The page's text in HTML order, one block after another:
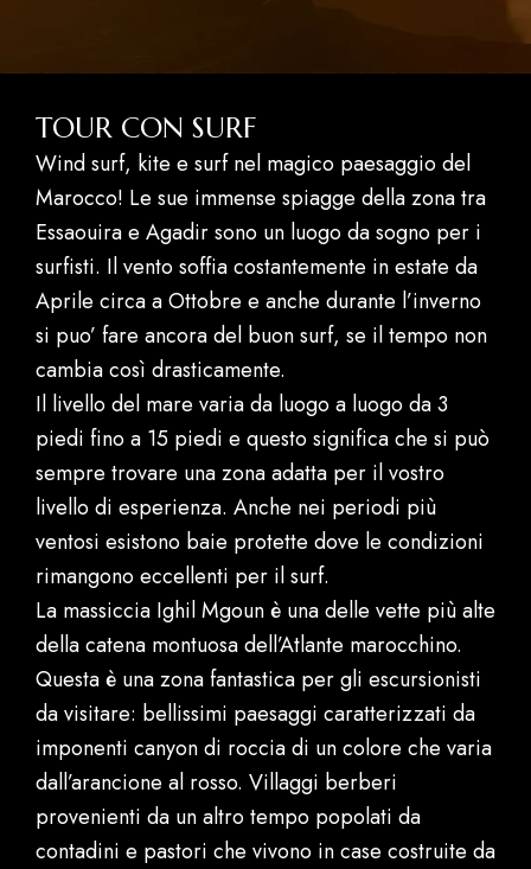
TOUR CON SURF
Wind surf, kite e surf nel magico paesaggio del
Marocco! Le sue immense spiagge della zona tra
Essaouira e Agadir sono un luogo da sogno per i
surfisti. Il vento soffia costantemente in estate da
Aprile circa a Ottobre e anche durante l’inverno
si puo’ fare ancora del buon surf, se il tempo non
cambia così drasticamente.
Il livello del mare varia da luogo a luogo da 3
piedi fino a 15 piedi e questo significa che si può
sempre trovare una zona adatta per il vostro
livello di esperienza. Anche nei periodi più
ventosi esistono baie protette dove le condizioni
rimangono eccellenti per il surf.
La massiccia Ighil Mgoun è una delle vette più alte
della catena montuosa dell’Atlante marocchino.
Questa è una zona fantastica per gli escursionisti
da visitare: bellissimi paesaggi caratterizzati da
imponenti canyon di roccia di un colore che varia
dall’arancione al rosso. Villaggi berberi
provenienti da un altro tempo popolati da
contadini e pastori che vivono in case costruite da